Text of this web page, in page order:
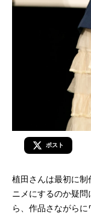
ポスト
植田さんは最初に
ニメにするのか疑
ら、作品さながらに